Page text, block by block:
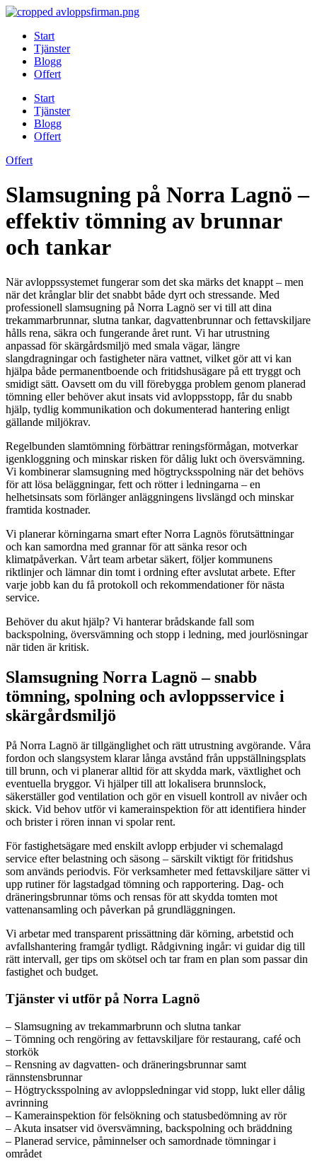
Skip
contentStart
Tjänster
Blogg
Offert
Start
Tjänster
Blogg
Offert
Offert
Slamsugning på Norra Lagnö –
effektiv tömning av brunnar
och tankar
När avloppssystemet fungerar som det ska märks det knappt – men
när det krånglar blir det snabbt både dyrt och stressande. Med
professionell slamsugning på Norra Lagnö ser vi till att dina
trekammarbrunnar, slutna tankar, dagvattenbrunnar och fettavskiljare
hålls rena, säkra och fungerande året runt. Vi har utrustning
anpassad för skärgårdsmiljö med smala vägar, längre
slangdragningar och fastigheter nära vattnet, vilket gör att vi kan
hjälpa både permanentboende och fritidshusägare på ett tryggt och
smidigt sätt. Oavsett om du vill förebygga problem genom planerad
tömning eller behöver akut insats vid avloppsstopp, får du snabb
hjälp, tydlig kommunikation och dokumenterad hantering enligt
gällande miljökrav.
Regelbunden slamtömning förbättrar reningsförmågan, motverkar
igenkloggning och minskar risken för dålig lukt och översvämning.
Vi kombinerar slamsugning med högtrycksspolning när det behövs
för att lösa beläggningar, fett och rötter i ledningarna – en
helhetsinsats som förlänger anläggningens livslängd och minskar
framtida kostnader.
Vi planerar körningarna smart efter Norra Lagnös förutsättningar
och kan samordna med grannar för att sänka resor och
klimatpåverkan. Vårt team arbetar säkert, följer kommunens
riktlinjer och lämnar din tomt i ordning efter avslutat arbete. Efter
varje jobb kan du få protokoll och rekommendationer för nästa
service.
Behöver du akut hjälp? Vi hanterar brådskande fall som
backspolning, översvämning och stopp i ledning, med jourlösningar
när tiden är kritisk.
Slamsugning Norra Lagnö – snabb
tömning, spolning och avloppsservice i
skärgårdsmiljö
På Norra Lagnö är tillgänglighet och rätt utrustning avgörande. Våra
fordon och slangsystem klarar långa avstånd från uppställningsplats
till brunn, och vi planerar alltid för att skydda mark, växtlighet och
eventuella bryggor. Vi hjälper till att lokalisera brunnslock,
säkerställer god ventilation och gör en visuell kontroll av nivåer och
skick. Vid behov utför vi kamera­inspektion för att identifiera hinder
och brister i rören innan vi spolar rent.
För fastighetsägare med enskilt avlopp erbjuder vi schema­lagd
service efter belastning och säsong – särskilt viktigt för fritidshus
som används periodvis. För verksamheter med fettavskiljare sätter vi
upp rutiner för lagstadgad tömning och rapportering. Dag- och
dräneringsbrunnar töms och rensas för att skydda tomten mot
vattenansamling och påverkan på grundläggningen.
Vi arbetar med transparent prissättning där körning, arbetstid och
avfallshantering framgår tydligt. Rådgivning ingår: vi guidar dig till
rätt intervall, ger tips om skötsel och tar fram en plan som passar din
fastighet och budget.
Tjänster vi utför på Norra Lagnö
– Slamsugning av trekammarbrunn och slutna tankar
– Tömning och rengöring av fettavskiljare för restaurang, café och
storkök
– Rensning av dagvatten- och dräneringsbrunnar samt
rännstensbrunnar
– Högtrycksspolning av avloppsledningar vid stopp, lukt eller dålig
avrinning
– Kamera­inspektion för felsökning och statusbedömning av rör
– Akuta insatser vid översvämning, backspolning och bräddning
– Planerad service, påminnelser och samordnade tömningar i
området